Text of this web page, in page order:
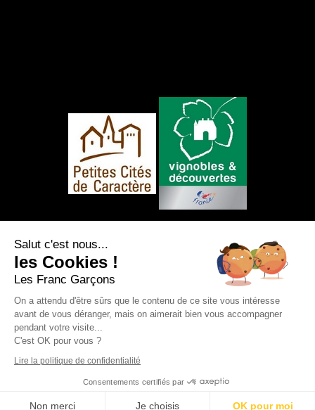
RÉSERVER
Mentions légales
des données personnelles
Création et référencement Site internet E-
comouest - Saint-Sauvant
Salut c'est nous...
les Cookies !
Les Franc Garçons
On a attendu d'être sûrs que le contenu de ce site vous intéresse
avant de vous déranger, mais on aimerait bien vous accompagner
pendant votre visite...
C'est OK pour vous ?
Lire la politique de confidentialité
Consentements certifiés par
Non merci Je choisis OK pour moi